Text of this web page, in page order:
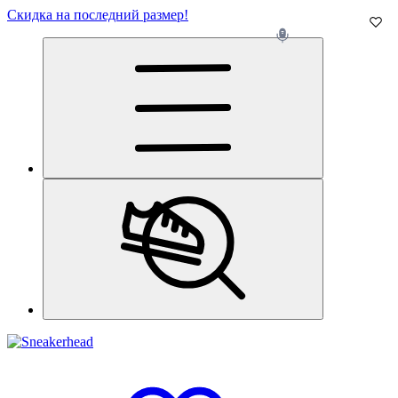
Скидка на последний размер!